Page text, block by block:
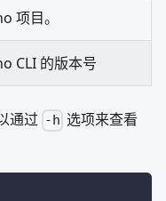
项目。
CLI 的版本号
通过 -h 选项来查看